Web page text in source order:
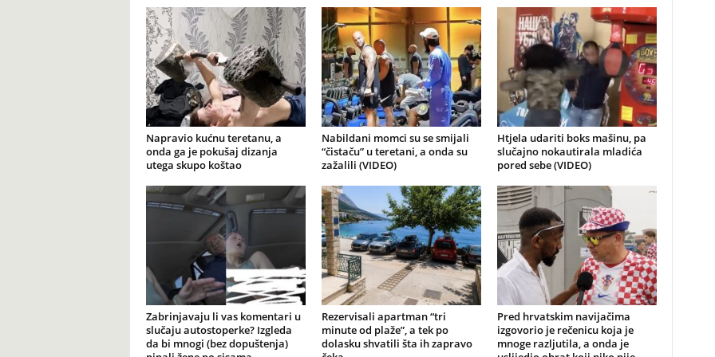
Napravio kućnu teretanu, a
onda ga je pokušaj dizanja
utega skupo koštao
Nabildani momci su se smijali
“čistaču” u teretani, a onda su
zažalili (VIDEO)
Htjela udariti boks mašinu, pa
slučajno nokautirala mladića
pored sebe (VIDEO)
Zabrinjavaju li vas komentari u
slučaju autostoperke? Izgleda
da bi mnogi (bez dopuštenja)
Rezervisali apartman “tri
minute od plaže”, a tek po
dolasku shvatili šta ih zapravo
Pred hrvatskim navijačima
izgovorio je rečenicu koja je
mnoge razljutila, a onda je